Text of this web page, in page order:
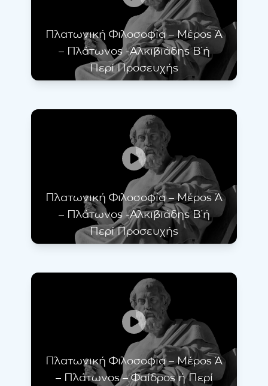
Πλατωνική Φιλοσοφία – Μέρος Ά
– Πλάτωνος -Αλκιβιάδης Β΄ή
Περί Προσευχής
Πλατωνική Φιλοσοφία – Μέρος Ά
– Πλάτωνος -Αλκιβιάδης Β΄ή
Περί Προσευχής
Πλατωνική Φιλοσοφία – Μέρος Ά
– Πλάτωνος – Φαίδρος ή Περί